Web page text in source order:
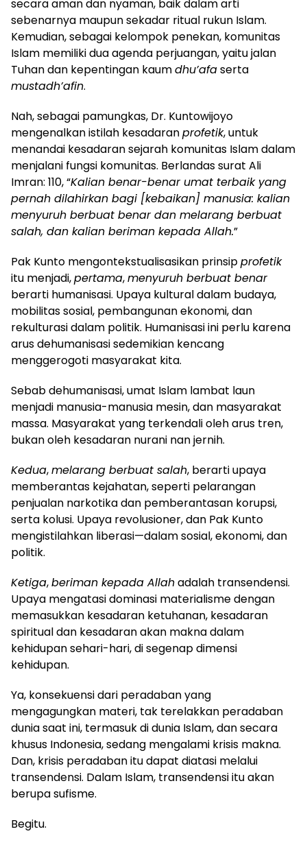
secara aman dan nyaman, baik dalam arti
sebenarnya maupun sekadar ritual rukun Islam.
Kemudian, sebagai kelompok penekan, komunitas
Islam memiliki dua agenda perjuangan, yaitu jalan
Tuhan dan kepentingan kaumdhu’afaserta
mustadh’afin.
Nah, sebagai pamungkas, Dr. Kuntowijoyo
mengenalkan istilah kesadaranprofetik, untuk
menandai kesadaran sejarah komunitas Islam dalam
menjalani fungsi komunitas. Berlandas surat Ali
Imran: 110, “Kalian benar-benar umat terbaik yang
pernah dilahirkan bagi [kebaikan] manusia: kalian
menyuruh berbuat benar dan melarang berbuat
salah, dan kalian beriman kepada Allah.”
Pak Kunto mengontekstualisasikan prinsipprofetik
itu menjadi,pertama,menyuruh berbuat benar
berarti humanisasi. Upaya kultural dalam budaya,
mobilitas sosial, pembangunan ekonomi, dan
rekulturasi dalam politik. Humanisasi ini perlu karena
arus dehumanisasi sedemikian kencang
menggerogoti masyarakat kita.
Sebab dehumanisasi, umat Islam lambat laun
menjadi manusia-manusia mesin, dan masyarakat
massa. Masyarakat yang terkendali oleh arus tren,
bukan oleh kesadaran nurani nan jernih.
Kedua,melarang berbuat salah, berarti upaya
memberantas kejahatan, seperti pelarangan
penjualan narkotika dan pemberantasan korupsi,
serta kolusi. Upaya revolusioner, dan Pak Kunto
mengistilahkan liberasi—dalam sosial, ekonomi, dan
politik.
Ketiga,beriman kepada Allahadalah transendensi.
Upaya mengatasi dominasi materialisme dengan
memasukkan kesadaran ketuhanan, kesadaran
spiritual dan kesadaran akan makna dalam
kehidupan sehari-hari, di segenap dimensi
kehidupan.
Ya, konsekuensi dari peradaban yang
mengagungkan materi, tak terelakkan peradaban
dunia saat ini, termasuk di dunia Islam, dan secara
khusus Indonesia, sedang mengalami krisis makna.
Dan, krisis peradaban itu dapat diatasi melalui
transendensi. Dalam Islam, transendensi itu akan
berupa sufisme.
Begitu.